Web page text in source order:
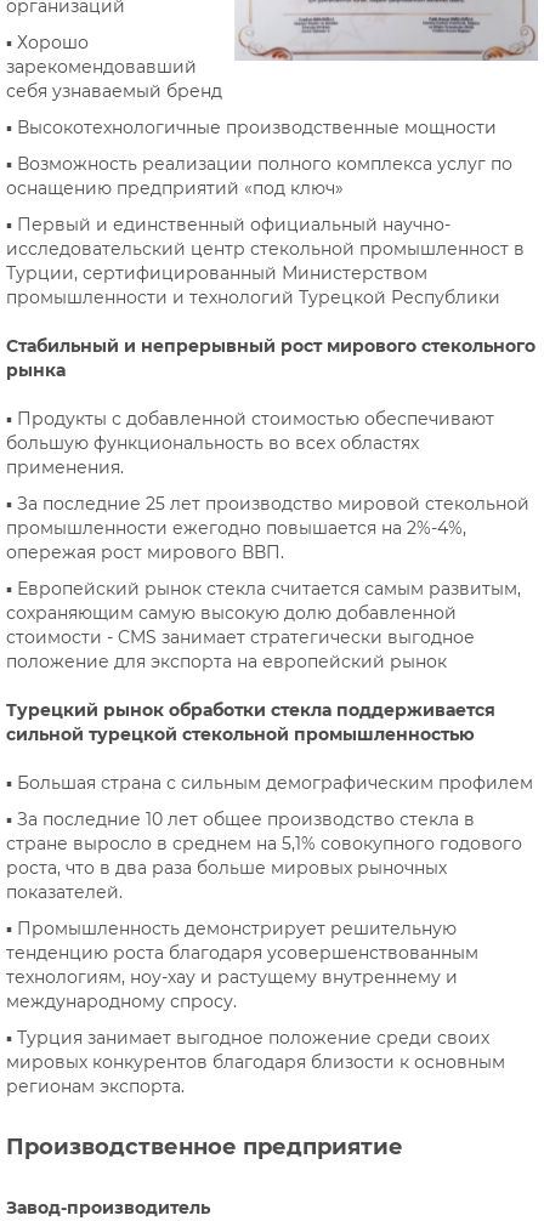
организаций
▪ Хорошо
зарекомендовавший
себя узнаваемый бренд
▪ Высокотехнологичные производственные мощности
▪ Возможность реализации полного комплекса услуг по
оснащению предприятий «под ключ»
▪ Первый и единственный официальный научно-
исследовательский центр стекольной промышленност в
Турции, сертифицированный Министерством
промышленности и технологий Турецкой Республики
Стабильный и непрерывный рост мирового стекольного
рынка
▪ Продукты с добавленной стоимостью обеспечивают
большую функциональность во всех областях
применения.
▪ За последние 25 лет производство мировой стекольной
промышленности ежегодно повышается на 2%-4%,
опережая рост мирового ВВП.
▪ Европейский рынок стекла считается самым развитым,
сохраняющим самую высокую долю добавленной
стоимости - CMS занимает стратегически выгодное
положение для экспорта на европейский рынок
Турецкий рынок обработки стекла поддерживается
сильной турецкой стекольной промышленностью
▪ Большая страна с сильным демографическим профилем
▪ За последние 10 лет общее производство стекла в
стране выросло в среднем на 5,1% совокупного годового
роста, что в два раза больше мировых рыночных
показателей.
▪ Промышленность демонстрирует решительную
тенденцию роста благодаря усовершенствованным
технологиям, ноу-хау и растущему внутреннему и
международному спросу.
▪ Турция занимает выгодное положение среди своих
мировых конкурентов благодаря близости к основным
регионам экспорта.
Производственное предприятие
Завод-производитель